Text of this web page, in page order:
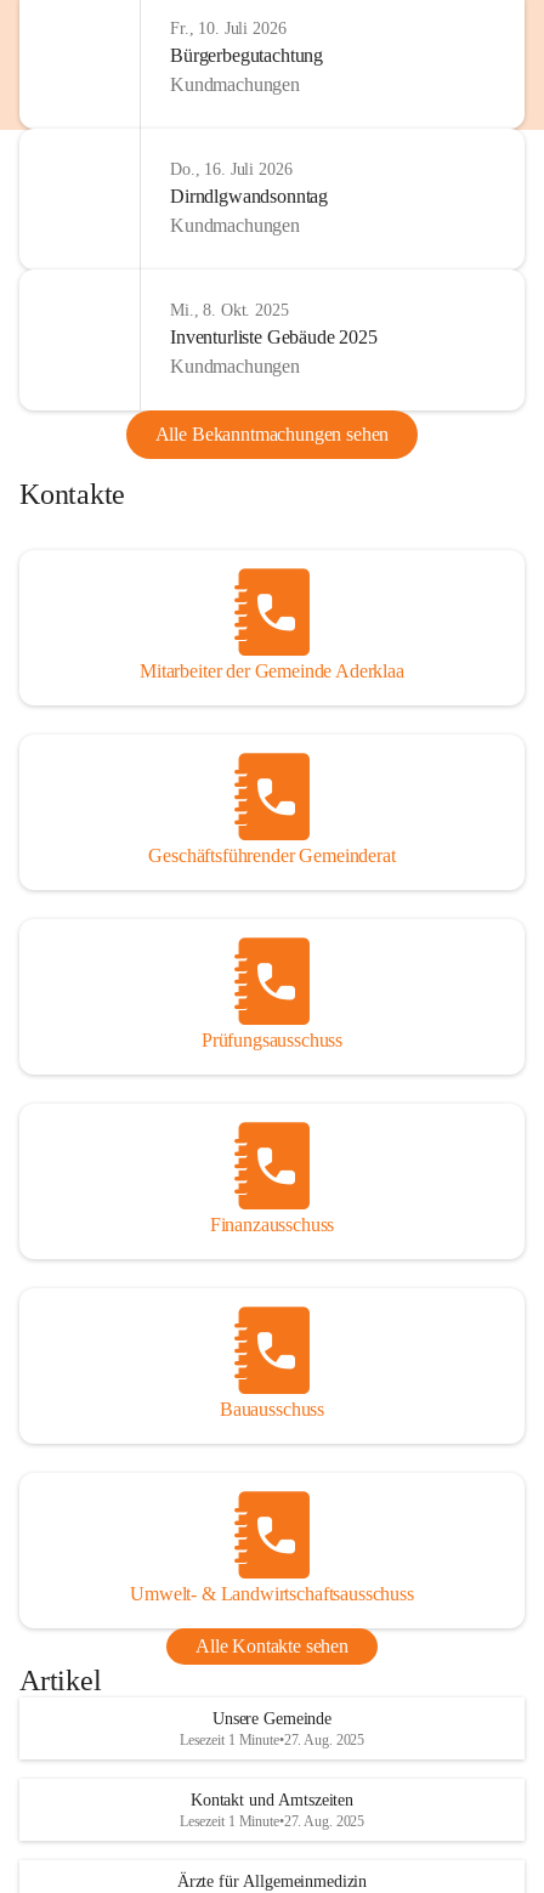
Fr., 10. Juli 2026
Bürgerbegutachtung
Kundmachungen
Do., 16. Juli 2026
Dirndlgwandsonntag
Kundmachungen
Mi., 8. Okt. 2025
Inventurliste Gebäude 2025
Kundmachungen
Alle Bekanntmachungen sehen
Kontakte
Mitarbeiter der Gemeinde Aderklaa
Geschäftsführender Gemeinderat
Prüfungsausschuss
Finanzausschuss
Bauausschuss
Umwelt- & Landwirtschaftsausschuss
Alle Kontakte sehen
Artikel
Unsere Gemeinde
Lesezeit 1 Minute•27. Aug. 2025
Kontakt und Amtszeiten
Lesezeit 1 Minute•27. Aug. 2025
Ärzte für Allgemeinmedizin